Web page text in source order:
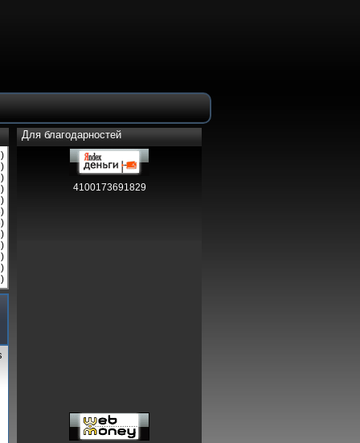
Для благодарностей
4100173691829